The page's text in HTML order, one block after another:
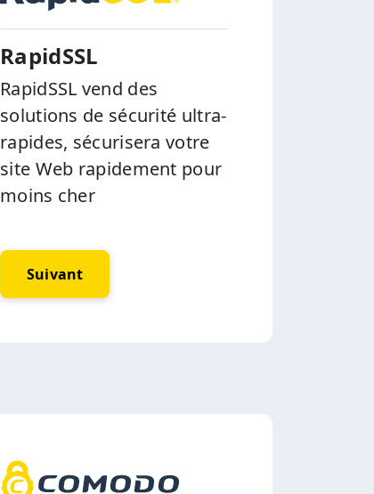
RapidSSL
RapidSSL vend des
solutions de sécurité ultra-
rapides, sécurisera votre
site Web rapidement pour
moins cher
Suivant